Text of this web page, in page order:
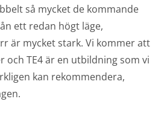
så mycket de kommande
ett redan högt läge,
är mycket stark. Vi kommer att
och TE4 är en utbildning som vi
kan rekommendera,